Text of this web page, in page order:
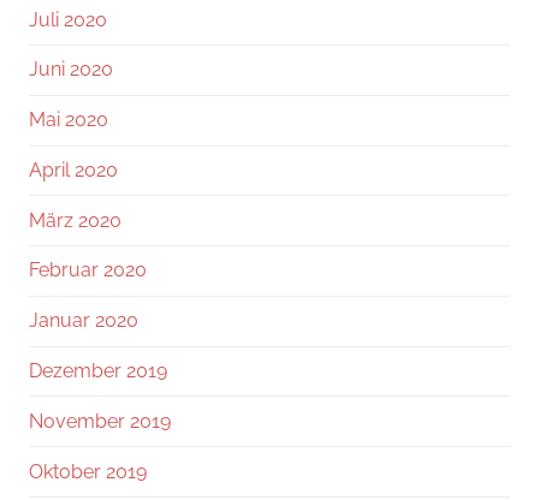
Juli 2020
Juni 2020
Mai 2020
April 2020
März 2020
Februar 2020
Januar 2020
Dezember 2019
November 2019
Oktober 2019